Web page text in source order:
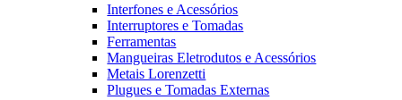
Interfones e Acessórios
Interruptores e Tomadas
Ferramentas
Mangueiras Eletrodutos e Acessórios
Metais Lorenzetti
Plugues e Tomadas Externas